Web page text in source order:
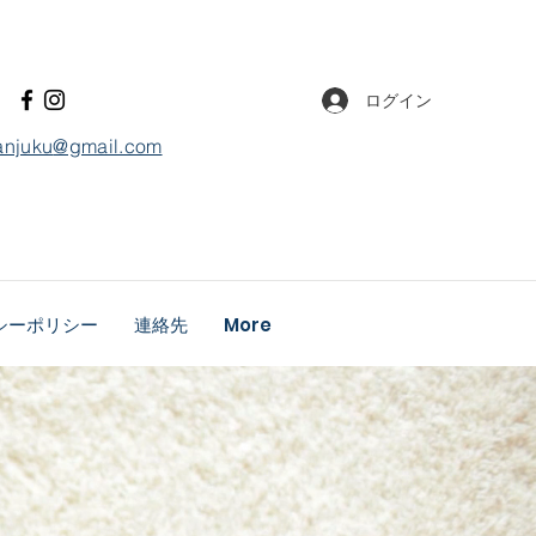
ログイン
@gmail.com
ーポリシー 連絡先 More